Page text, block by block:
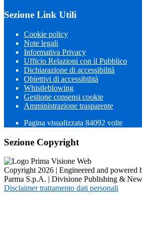
Sezione Link Utili
Cookie policy
Note legali
Informativa Privacy
Ufficio Relazioni con il Pubblico
Dichiarazione di accessibilità
Obiettivi di accessibilità
Whistleblowing
Gestione consensi cookie
Amministrazione trasparente
Pagina visualizzata 84092 volte
Sezione Copyright
Copyright 2026 | Engineered and powered
Parma S.p.A. | Divisione Publishing &
Disclaimer trattamento dati personali